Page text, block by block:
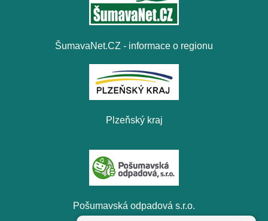
ŠumavaNet.CZ - informace o regionu
Plzeňský kraj
Pošumavská odpadová s.r.o.